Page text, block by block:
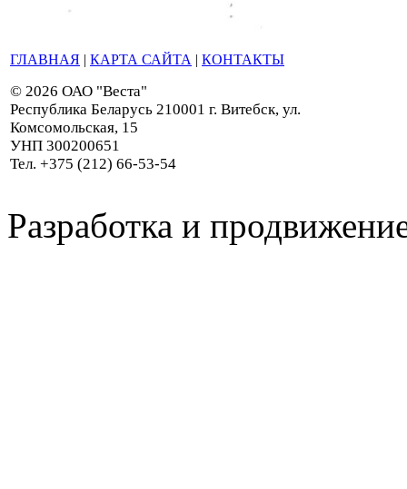
ГЛАВНАЯ | КАРТА САЙТА | КОНТАКТЫ
© 2026 ОАО "Веста"
Республика Беларусь 210001 г. Витебск, ул.
Комсомольская, 15
УНП 300200651
Тел. +375 (212) 66-53-54
Разработка и